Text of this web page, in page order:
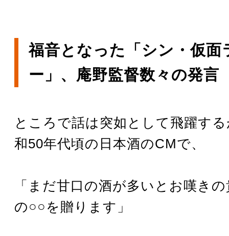
福音となった「シン・仮面
ー」、庵野監督数々の発言
ところで話は突如として飛躍す
和50年代頃の日本酒のCMで、
「まだ甘口の酒が多いとお嘆き
の○○を贈ります」